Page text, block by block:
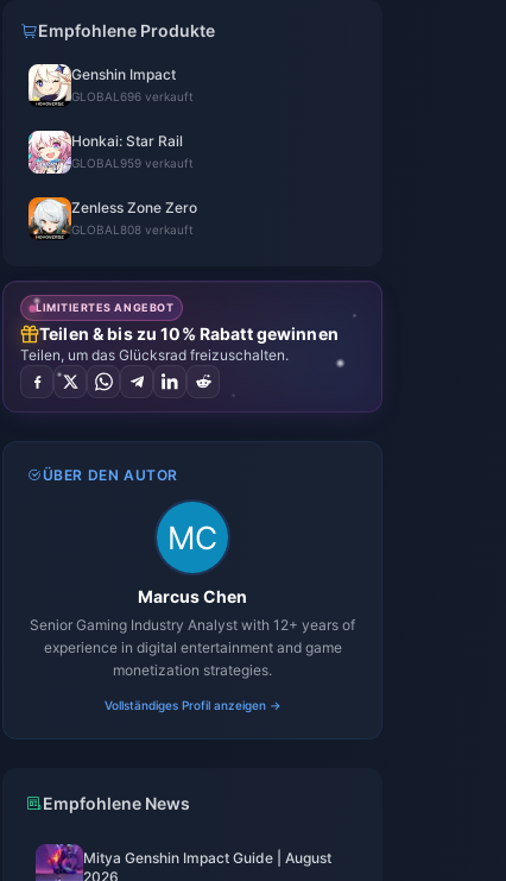
Empfohlene Produkte
Genshin Impact
GLOBAL 696 verkauft
Honkai: Star Rail
GLOBAL 959 verkauft
Zenless Zone Zero
GLOBAL 808 verkauft
LIMITIERTES ANGEBOT
Teilen & bis zu 10% Rabatt gewinnen
Teilen, um das Glücksrad freizuschalten.
ÜBER DEN AUTOR
Marcus Chen
Senior Gaming Industry Analyst with 12+ years of
experience in digital entertainment and game
monetization strategies.
Vollständiges Profil anzeigen →
Empfohlene News
Mitya Genshin Impact Guide | August
2026